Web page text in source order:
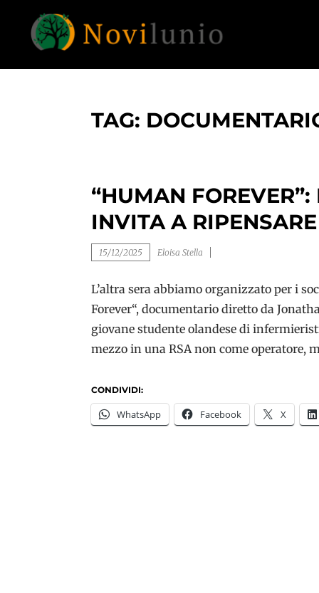
content
NOVILUNIO
Un aiuto con concreto dopo la diagnosi di
TAG:
“HUMAN
INVITA A
15/12/2025 Eloisa Stella
L’altra sera abbiamo organizzato per i
Forever“, documentario diretto da
giovane studente olandese di
mezzo in una RSA non come operatore,
CONDIVIDI:
WhatsApp Facebook X